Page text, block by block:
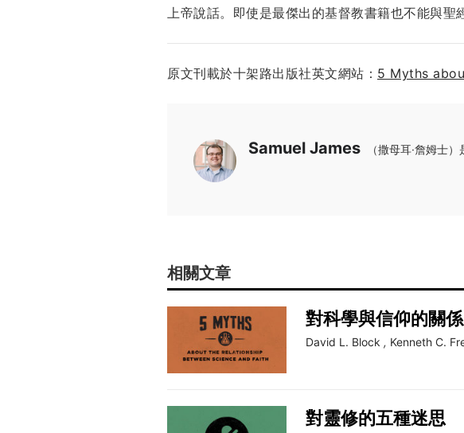
上帝說話。即使是最傑出的基督教書籍也不能與聖
原文刊載於十架路出版社英文網站： 5 Myths
Samuel James （撒母耳·詹姆士
相關文章
對科學與信仰的關
David L. Block , Kenneth C.
對靈修的五種迷思